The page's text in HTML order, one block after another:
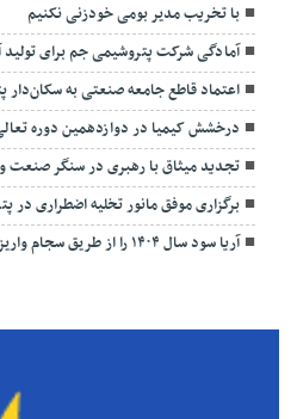
با تخریب مدیر بومی خودزنی نکنیم
آمادگی شرکت پتروشیمی جم برای
اعتماد قاطع جامعه صنعتی به سکان‌دار
درخشش کیمیا در دوازدهمین دوره
تجدید میثاق با رهبری در سنگر صنعت و
برگزاری موفق مانور تخلیه اضطراری در
آریا سود سال ۱۴۰۴ را از طریق سجام واریز کرد